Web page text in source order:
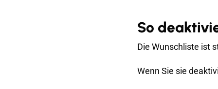
So
Die Wunschliste ist
Wenn Sie sie